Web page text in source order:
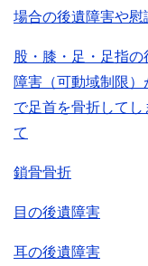
場合の後遺障害や慰
股・膝・足・足指の
障害（可動域制限）
で足首を骨折して
て
鎖骨骨折
目の後遺障害
耳の後遺障害